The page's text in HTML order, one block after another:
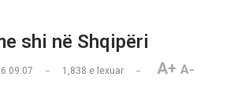
shi në Shqipëri
09:07 1,838 e lexuar A+ A-